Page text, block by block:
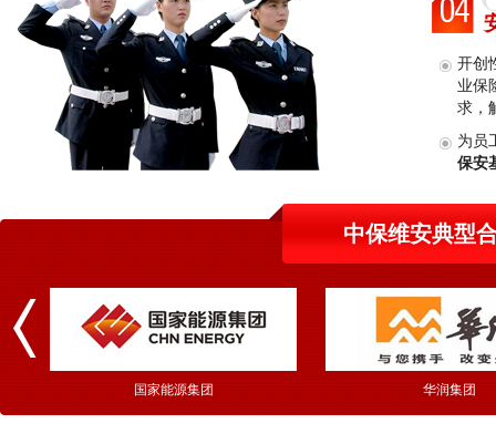
开创
业保
求，
为员
保安
中保维安典型
国家能源集团 华润集团